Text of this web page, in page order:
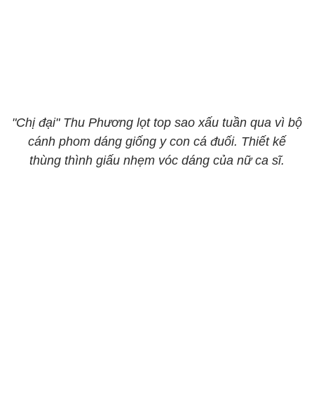
"Chị đại" Thu Phương lọt top sao xấu tuần qua vì bộ
cánh phom dáng giống y con cá đuối. Thiết kế
thùng thình giấu nhẹm vóc dáng của nữ ca sĩ.